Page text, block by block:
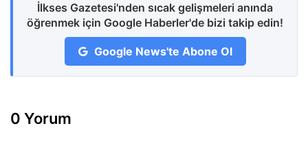
İlkses Gazetesi'nden sıcak gelişmeleri anında
öğrenmek için Google Haberler'de bizi takip edin!
Google News'te Abone Ol
0 Yorum